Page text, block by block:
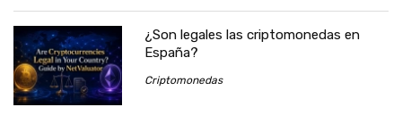
¿Son legales las criptomonedas en
España?
Criptomonedas